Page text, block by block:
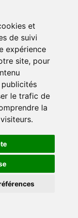
et
de suivi
expérience
site, pour
le trafic de
la